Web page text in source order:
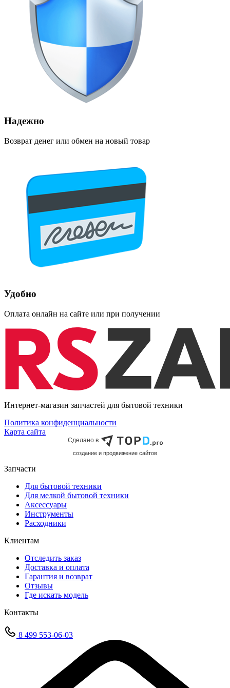
Надежно
Возврат денег или обмен на новый товар
Удобно
Оплата онлайн на сайте или при получении
Интернет-магазин запчастей для бытовой техники
Политика конфиденциальности
Карта сайта
Сделано в
cоздание и продвижение сайтов
Запчасти
Для бытовой техники
Для мелкой бытовой техники
Аксессуары
Инструменты
Расходники
Клиентам
Отследить заказ
Доставка и оплата
Гарантия и возврат
Отзывы
Где искать модель
Контакты
8 499 553-06-03